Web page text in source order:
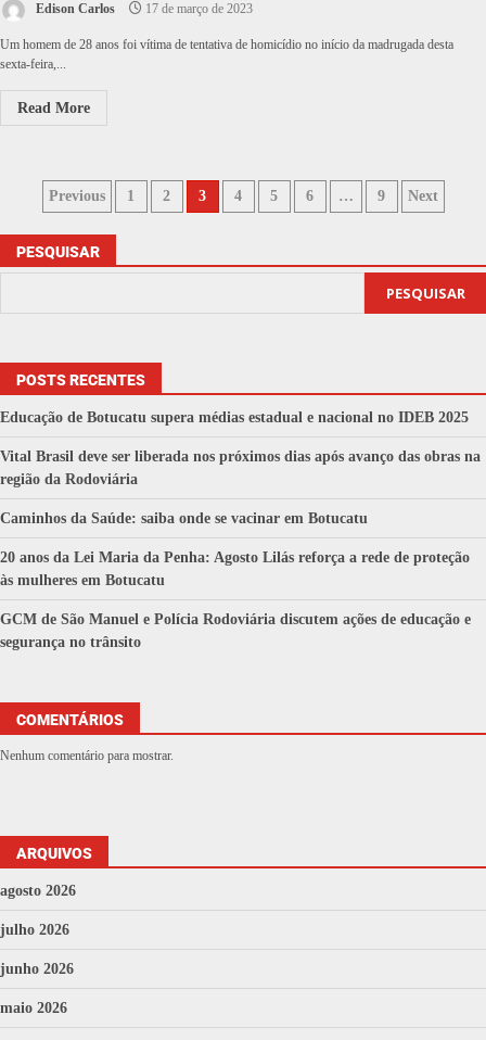
Edison Carlos 17 de março de 2023
Um homem de 28 anos foi vítima de tentativa de homicídio no início da madrugada desta
sexta-feira,...
Read More
Previous 1 2 3 4 5 6 … 9 Next
PESQUISAR
PESQUISAR
POSTS RECENTES
Educação de Botucatu supera médias estadual e nacional no IDEB 2025
Vital Brasil deve ser liberada nos próximos dias após avanço das obras na
região da Rodoviária
Caminhos da Saúde: saiba onde se vacinar em Botucatu
20 anos da Lei Maria da Penha: Agosto Lilás reforça a rede de proteção
às mulheres em Botucatu
GCM de São Manuel e Polícia Rodoviária discutem ações de educação e
segurança no trânsito
COMENTÁRIOS
Nenhum comentário para mostrar.
ARQUIVOS
agosto 2026
julho 2026
junho 2026
maio 2026